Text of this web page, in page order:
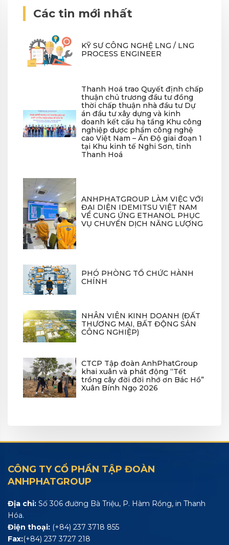
Các tin mới nhất
KỸ SƯ CÔNG NGHỆ LNG / LNG
PROCESS ENGINEER
Thanh Hoá trao Quyết định chấp
thuận chủ trương đầu tư đồng
thời chấp thuận nhà đầu tư Dự
án đầu tư xây dựng và kinh
doanh kết cấu hạ tầng Khu công
nghiệp dược phẩm công nghệ
cao Việt Nam – Ấn Độ giai đoạn 1
tại Khu kinh tế Nghi Sơn, tỉnh
Thanh Hoá
ANHPHATGROUP LÀM VIỆC VỚI
ĐẠI DIỆN IDEMITSU VIỆT NAM
VỀ CUNG ỨNG ETHANOL PHỤC
VỤ CHUYỂN DỊCH NĂNG LƯỢNG
PHÓ PHÒNG TỔ CHỨC HÀNH
CHÍNH
NHÂN VIÊN KINH DOANH (ĐẤT
THƯƠNG MẠI, BẤT ĐỘNG SẢN
CÔNG NGHIỆP)
CTCP Tập đoàn AnhPhatGroup
khai xuân và phát động “Tết
trồng cây đời đời nhớ ơn Bác Hồ”
Xuân Bính Ngọ 2026
CÔNG TY CỔ PHẦN TẬP ĐOÀN
ANHPHATGROUP
Địa chỉ: Số 306 đường Bà Triệu, P. Hàm Rồng, in Thanh
Hóa.
Điện thoại: (+84) 237 3718 855
Fax:(+84) 237 3727 218